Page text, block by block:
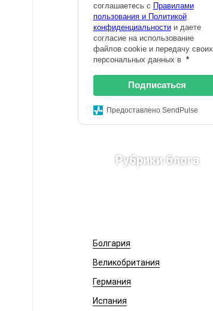
соглашаетесь с Правилами
пользования и Политикой
конфиденциальностии даете
согласие на использование
файлов cookie и передачу своих
персональных данных в *
Подписаться
Предоставлено SendPulse
Рубрики блога
Болгария
Великобритания
Германия
Испания